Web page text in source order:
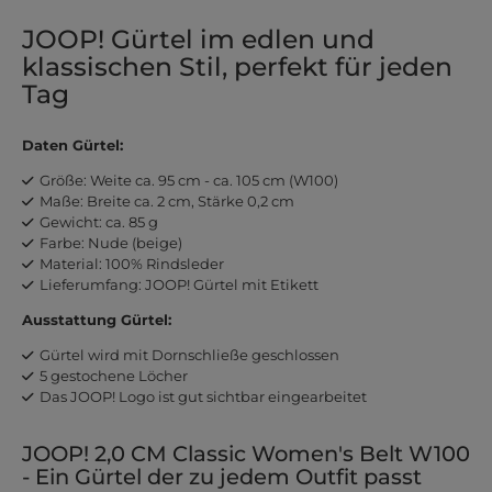
JOOP! Gürtel im edlen und
klassischen Stil, perfekt für jeden
Tag
Daten Gürtel:
Größe: Weite ca. 95 cm - ca. 105 cm (W100)
Maße: Breite ca. 2 cm, Stärke 0,2 cm
Gewicht: ca. 85 g
Farbe: Nude (beige)
Material: 100% Rindsleder
Lieferumfang: JOOP! Gürtel mit Etikett
Ausstattung Gürtel:
Gürtel wird mit Dornschließe geschlossen
5 gestochene Löcher
Das JOOP! Logo ist gut sichtbar eingearbeitet
JOOP! 2,0 CM Classic Women's Belt W100
- Ein Gürtel der zu jedem Outfit passt